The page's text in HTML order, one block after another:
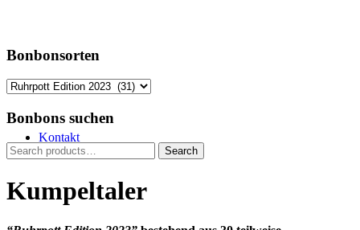
Kontakt
Bonbonsorten
Bonbons suchen
Search
for:
Search
Kumpeltaler